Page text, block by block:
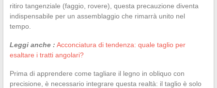
ritiro tangenziale (faggio, rovere), questa precauzione diventa
indispensabile per un assemblaggio che rimarrà unito nel
tempo.
Leggi anche : Acconciatura di tendenza: quale taglio per
esaltare i tratti angolari?
Prima di apprendere come tagliare il legno in obliquo con
precisione, è necessario integrare questa realtà: il taglio è solo